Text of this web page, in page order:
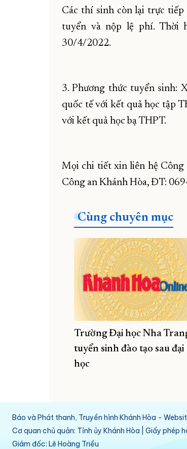
Các thí sinh còn lại trực tiếp
tuyển và nộp lệ phí. Thời
30/4/2022.
3. Phương thức tuyển sinh:
quốc tế với kết quả học tập
với kết quả học bạ THPT.
Mọi chi tiết xin liên hệ Công
Công an Khánh Hòa, ĐT:
Cùng chuyên mục
Trường Đại học Nha
tuyển sinh đào tạo sau đại
học
Báo và Phát thanh, Truyền hình Khánh Hòa -
Cơ quan chủ quản: Tỉnh ủy Khánh Hòa | Giấy
Giám đốc: Lê Hoàng Triều